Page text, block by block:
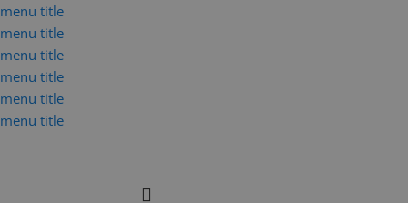
menu title
menu title
menu title
menu title
menu title
menu title